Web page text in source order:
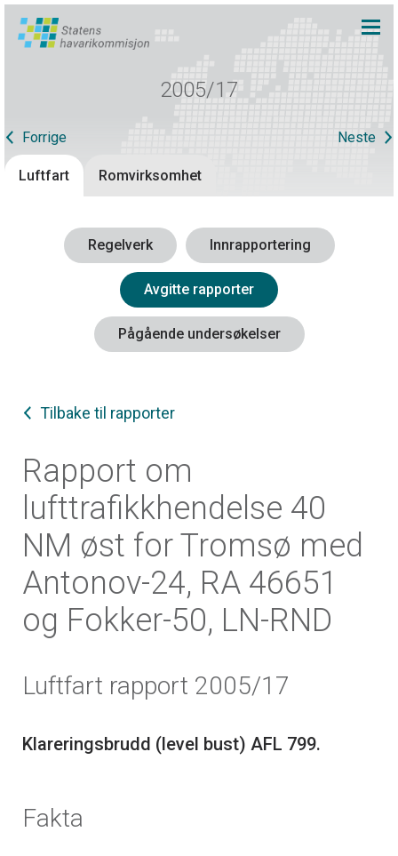
2005/17
Forrige Neste
Luftfart Romvirksomhet
Regelverk Innrapportering
Avgitte rapporter
Pågående undersøkelser
Tilbake til rapporter
Rapport om
lufttrafikkhendelse 40
NM øst for Tromsø med
Antonov-24, RA 46651
og Fokker-50, LN-RND
Luftfart rapport 2005/17
Fakta